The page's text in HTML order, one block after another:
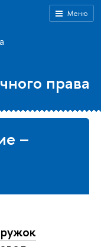
Меню
права
–